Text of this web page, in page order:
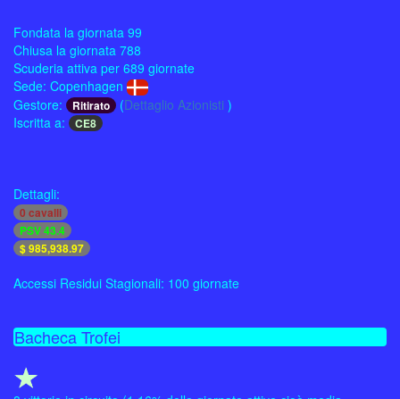
Fondata la giornata 99
Chiusa la giornata 788
Scuderia attiva per 689 giornate
Sede: Copenhagen
Gestore:
Ritirato (Dettaglio Azionisti )
Iscritta a:
CE8
Dettagli:
0 cavalli
PSV 43.4
$ 985,938.97
Accessi Residui Stagionali: 100 giornate
Bacheca Trofei